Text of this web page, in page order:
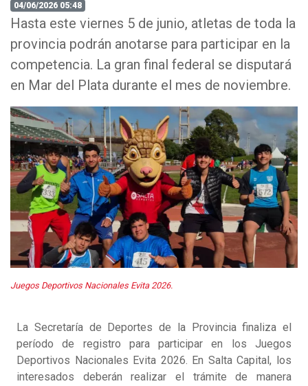
04/06/2026 05:48
Hasta este viernes 5 de junio, atletas de toda la
provincia podrán anotarse para participar en la
competencia. La gran final federal se disputará
en Mar del Plata durante el mes de noviembre.
Juegos Deportivos Nacionales Evita 2026.
La Secretaría de Deportes de la Provincia finaliza el
período de registro para participar en los Juegos
Deportivos Nacionales Evita 2026. En Salta Capital, los
interesados deberán realizar el trámite de manera